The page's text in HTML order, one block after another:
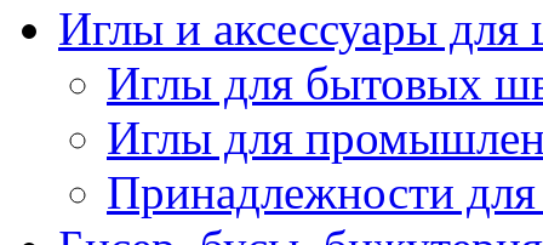
Иглы и аксессуары
Иглы для бытовых
Иглы для
Принадлежности